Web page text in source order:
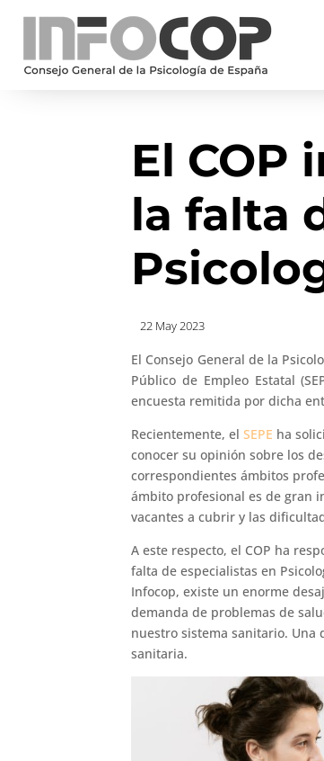
El COP
la falta
22 May 2023
El Consejo General de la
Público de Empleo Estatal
encuesta remitida por dicha
Recientemente, elSEPE ha
conocer su opinión sobre los
correspondientes ámbitos
ámbito profesional es de gran
vacantes a cubrir y las
A este respecto, el COP ha
falta de especialistas en
Infocop, existe un enorme
demanda de problemas de
nuestro sistema sanitario. Una
sanitaria.